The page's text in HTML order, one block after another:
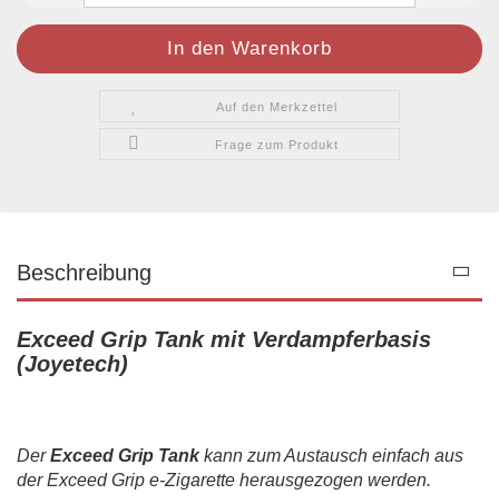
Auf den Merkzettel
Frage zum Produkt
Beschreibung
Exceed Grip Tank mit Verdampferbasis
(Joyetech)
DerExceed Grip Tankkann zum Austausch einfach aus
der Exceed Grip e-Zigarette herausgezogen werden.